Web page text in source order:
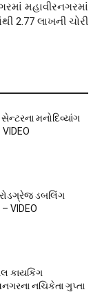
મહાવીરનગરમાં
2.77 લાખની ચોરી
મનોદિવ્યાંગ
ડબલિંગ
VIDEO
કાયકિંગ
નચિકેતા ગુપ્તા